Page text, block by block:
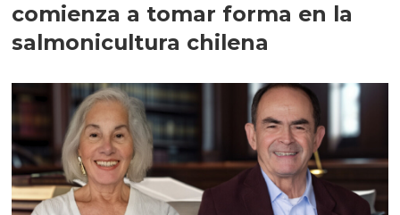
comienza a tomar forma en la
salmonicultura chilena